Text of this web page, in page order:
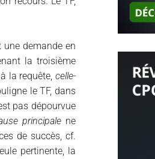
demande en
la troisième
la requête, celle-
le TF, dans
pas dépourvue
principale ne
de succès, cf.
pertinente, la